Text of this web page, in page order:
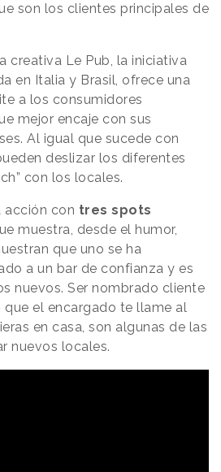
son los clientes principales de
creativa Le Pub, la iniciativa
en Italia y Brasil, ofrece una
a los consumidores
ue mejor encaje con sus
Al igual que sucede con
deslizar los diferentes
con los locales.
acción con tres spots
muestra, desde el humor,
que uno se ha
a un bar de confianza y es
nuevos. Ser nombrado cliente
que el encargado te llame al
en casa, son algunas de las
nuevos locales.